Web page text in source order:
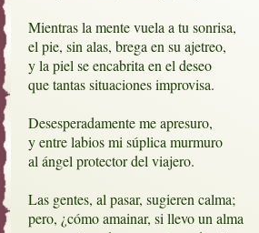
Mientras la mente vuela a tu sonrisa,
el pie, sin alas, brega en su ajetreo,
y la piel se encabrita en el deseo
que tantas situaciones improvisa.
Desesperadamente me apresuro,
y entre labios mi súplica murmuro
al ángel protector del viajero.
Las gentes, al pasar, sugieren calma;
pero, ¿cómo amainar, si llevo un alma